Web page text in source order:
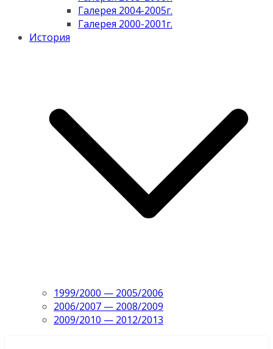
Галерея 2004-2005г.
Галерея 2000-2001г.
История
1999/2000 — 2005/2006
2006/2007 — 2008/2009
2009/2010 — 2012/2013